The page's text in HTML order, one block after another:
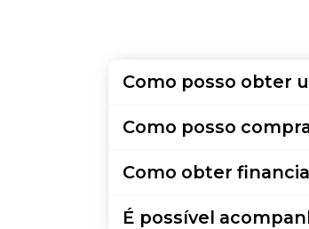
Como posso obter
Como posso
Como obter
É possível